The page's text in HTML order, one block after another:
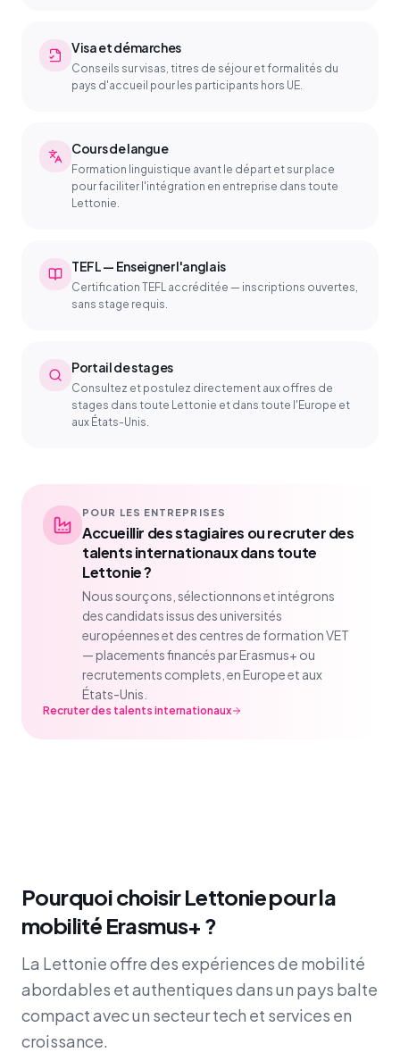
Visa et démarches
Conseils sur visas, titres de séjour et formalités du
pays d'accueil pour les participants hors UE.
Cours de langue
Formation linguistique avant le départ et sur place
pour faciliter l'intégration en entreprise dans toute
Lettonie.
TEFL — Enseigner l'anglais
Certification TEFL accréditée — inscriptions ouvertes,
sans stage requis.
Portail de stages
Consultez et postulez directement aux offres de
stages dans toute Lettonie et dans toute l'Europe et
aux États-Unis.
POUR LES ENTREPRISES
Accueillir des stagiaires ou recruter des
talents internationaux dans toute
Lettonie ?
Nous sourçons, sélectionnons et intégrons
des candidats issus des universités
européennes et des centres de formation VET
— placements financés par Erasmus+ ou
recrutements complets, en Europe et aux
États-Unis.
Recruter des talents internationaux
Pourquoi choisir Lettonie pour la
mobilité Erasmus+ ?
La Lettonie offre des expériences de mobilité
abordables et authentiques dans un pays balte
compact avec un secteur tech et services en
croissance.